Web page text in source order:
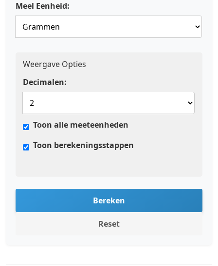
Meel Eenheid:
Weergave Opties
Decimalen:
Toon alle meeteenheden
Toon berekeningsstappen
Bereken
Reset